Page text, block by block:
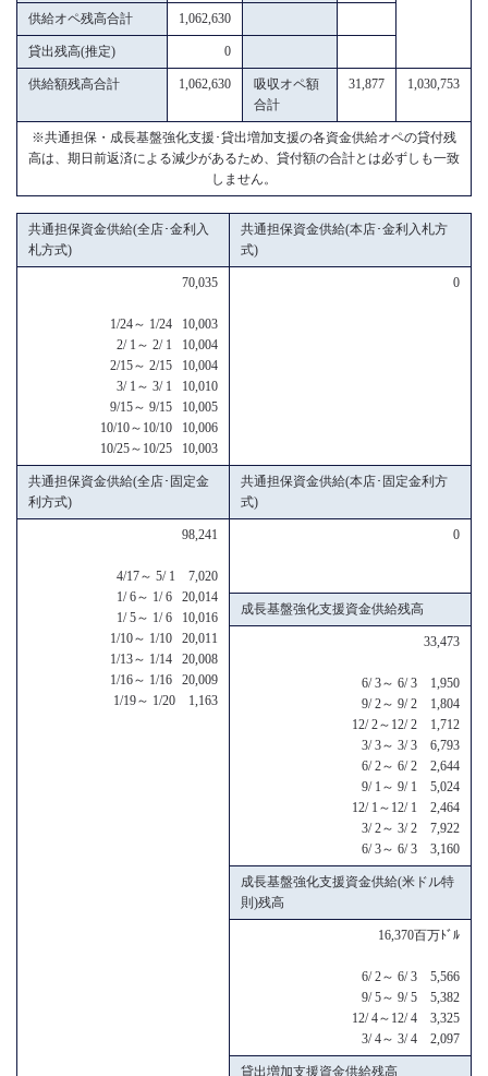
供給オペ残高合計 1,062,630
貸出残高(推定) 0
供給額残高合計 1,062,630
吸収オペ額
合計
31,877 1,030,753
※共通担保・成長基盤強化支援･貸出増加支援の各資金供給オペの貸付残
高は、期日前返済による減少があるため、貸付額の合計とは必ずしも一致
しません。
共通担保資金供給(全店･金利入
札方式)
共通担保資金供給(本店･金利入札方
式)
70,035
1/24～ 1/24 10,003
2/ 1～ 2/ 1 10,004
2/15～ 2/15 10,004
3/ 1～ 3/ 1 10,010
9/15～ 9/15 10,005
10/10～10/10 10,006
10/25～10/25 10,003
0
共通担保資金供給(全店･固定金
利方式)
共通担保資金供給(本店･固定金利方
式)
98,241
4/17～ 5/ 1 7,020
1/ 6～ 1/ 6 20,014
1/ 5～ 1/ 6 10,016
1/10～ 1/10 20,011
1/13～ 1/14 20,008
1/16～ 1/16 20,009
1/19～ 1/20 1,163
0
成長基盤強化支援資金供給残高
33,473
6/ 3～ 6/ 3 1,950
9/ 2～ 9/ 2 1,804
12/ 2～12/ 2 1,712
3/ 3～ 3/ 3 6,793
6/ 2～ 6/ 2 2,644
9/ 1～ 9/ 1 5,024
12/ 1～12/ 1 2,464
3/ 2～ 3/ 2 7,922
6/ 3～ 6/ 3 3,160
成長基盤強化支援資金供給(米ドル特
則)残高
16,370百万ﾄﾞﾙ
6/ 2～ 6/ 3 5,566
9/ 5～ 9/ 5 5,382
12/ 4～12/ 4 3,325
3/ 4～ 3/ 4 2,097
貸出増加支援資金供給残高